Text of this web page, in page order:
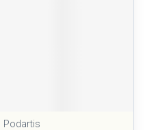
Podartis